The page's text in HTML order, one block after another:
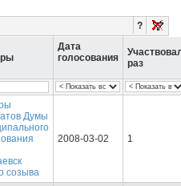
?
Дата
голосования
раз
Думы
созыва
2008-03-02 1